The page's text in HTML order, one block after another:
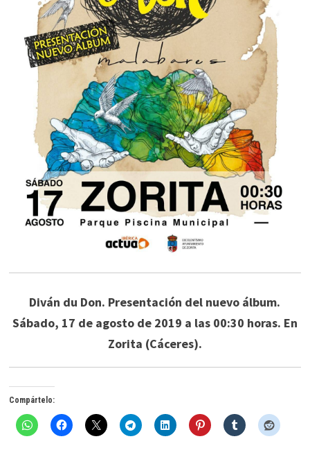
Diván du Don. Presentación del nuevo álbum.
Sábado, 17 de agosto de 2019 a las 00:30 horas. En
Zorita (Cáceres).
Compártelo: